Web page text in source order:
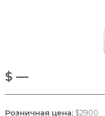
$ —
Розничная цена: $2900